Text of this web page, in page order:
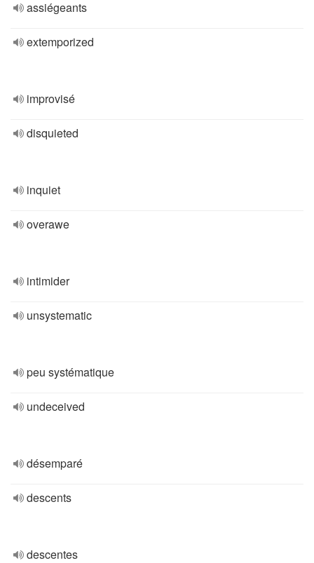
assiégeants
extemporized
improvisé
disquieted
inquiet
overawe
intimider
unsystematic
peu systématique
undeceived
désemparé
descents
descentes